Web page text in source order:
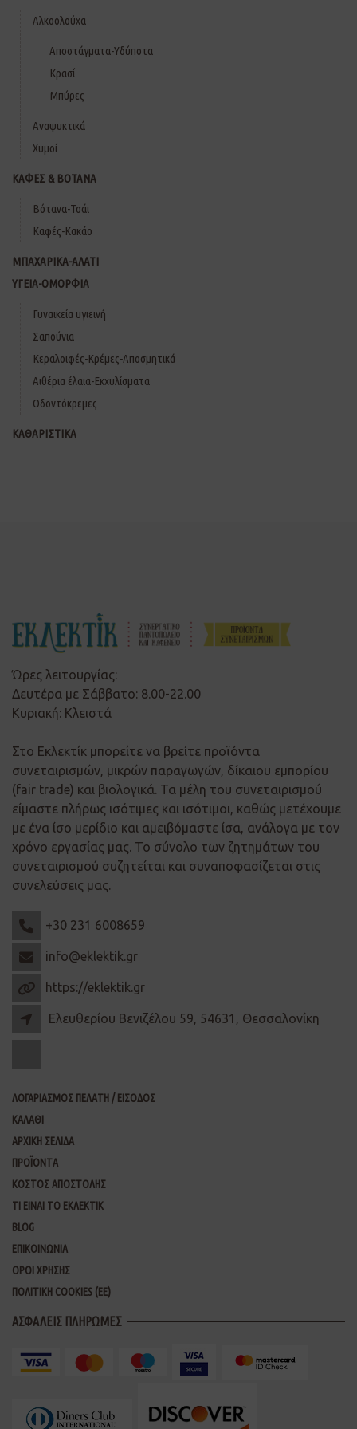
Αλκοολούχα
Αποστάγματα-Υδύποτα
Κρασί
Μπύρες
Αναψυκτικά
Χυμοί
ΚΑΦΕΣ & ΒΟΤΑΝΑ
Βότανα-Τσάι
Καφές-Κακάο
ΜΠΑΧΑΡΙΚΑ-ΑΛΑΤΙ
ΥΓΕΙΑ-ΟΜΟΡΦΙΑ
Γυναικεία υγιεινή
Σαπούνια
Κεραλοιφές-Κρέμες-Αποσμητικά
Αιθέρια έλαια-Εκχυλίσματα
Οδοντόκρεμες
ΚΑΘΑΡΙΣΤΙΚΑ
Ώρες λειτουργίας:
Δευτέρα με Σάββατο: 8.00-22.00
Κυριακή: Κλειστά
Στο Εκλεκτίκ μπορείτε να βρείτε προϊόντα
συνεταιρισμών, μικρών παραγωγών, δίκαιου εμπορίου
(fair trade) και βιολογικά. Τα μέλη του συνεταιρισμού
είμαστε πλήρως ισότιμες και ισότιμοι, καθώς μετέχουμε
με ένα ίσο μερίδιο και αμειβόμαστε ίσα, ανάλογα με τον
χρόνο εργασίας μας. Το σύνολο των ζητημάτων του
συνεταιρισμού συζητείται και συναποφασίζεται στις
συνελεύσεις μας.
+30 231 6008659
info@eklektik.gr
https://eklektik.gr
Ελευθερίου Βενιζέλου 59, 54631, Θεσσαλονίκη
ΛΟΓΑΡΙΑΣΜΟΣ ΠΕΛΑΤΗ / ΕΙΣΟΔΟΣ
ΚΑΛΑΘΙ
ΑΡΧΙΚΗ ΣΕΛΙΔΑ
ΠΡΟΪΟΝΤΑ
ΚΟΣΤΟΣ ΑΠΟΣΤΟΛΗΣ
ΤΙ ΕΙΝΑΙ ΤΟ ΕΚΛΕΚΤΙΚ
BLOG
ΕΠΙΚΟΙΝΩΝΙΑ
ΟΡΟΙ ΧΡΗΣΗΣ
ΠΟΛΙΤΙΚΗ COOKIES (ΕΕ)
ΑΣΦΑΛΕΙΣ ΠΛΗΡΩΜΕΣ